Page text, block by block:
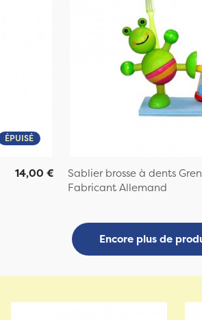
ÉPUISÉ
14,00 €
Sablier brosse à dents
Fabricant Allemand
Encore plus de